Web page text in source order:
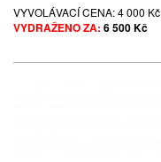
VYVOLÁVACÍ CENA:4 000 Kč
VYDRAŽENO ZA: 6 500 Kč